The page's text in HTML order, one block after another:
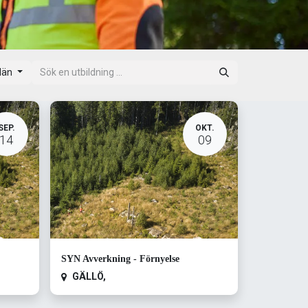
14
OKT.
09
SYN Avverkning - Förnyelse
GÄLLÖ,